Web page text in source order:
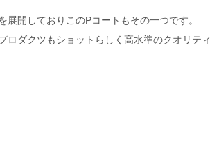
開しておりこのPコートもその一つです。
ダクツもショットらしく高水準のクオリティ